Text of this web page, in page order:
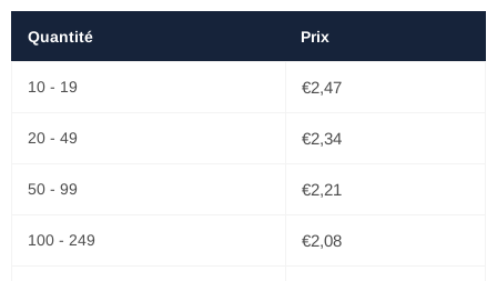
Quantité Prix
10 - 19 €2,47
20 - 49 €2,34
50 - 99 €2,21
100 - 249 €2,08